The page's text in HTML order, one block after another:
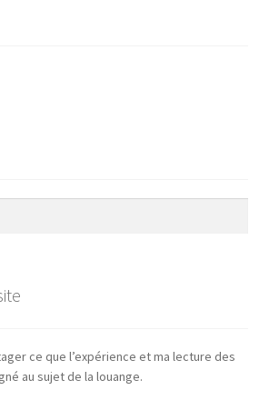
ce que l’expérience et ma lecture des
au sujet de la louange.